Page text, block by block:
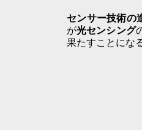
センサー技術の
が光センシング
果たすことにな